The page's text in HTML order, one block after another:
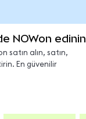
NOWon edinin
satın alın, satın,
En güvenilir